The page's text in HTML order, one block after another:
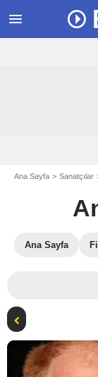
menu
Ana Sayfa Sanatçılar
Ana Sayfa